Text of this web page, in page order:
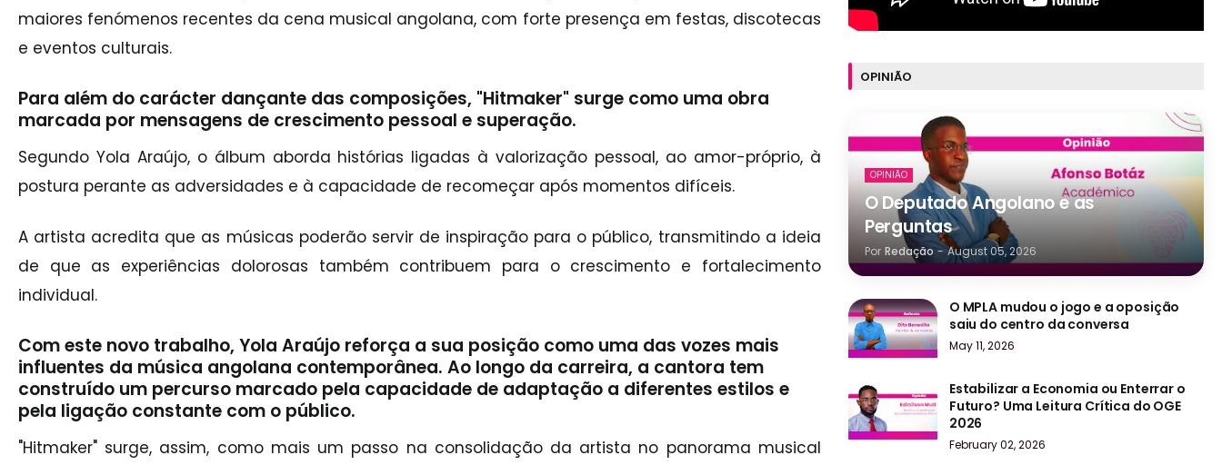
maiores fenómenos recentes da cena musical angolana, com forte presença em festas, discotecas
e eventos culturais.
Para além do carácter dançante das composições, "Hitmaker" surge como uma obra
marcada por mensagens de crescimento pessoal e superação.
Segundo Yola Araújo, o álbum aborda histórias ligadas à valorização pessoal, ao amor-próprio, à
postura perante as adversidades e à capacidade de recomeçar após momentos difíceis.
A artista acredita que as músicas poderão servir de inspiração para o público, transmitindo a ideia
de que as experiências dolorosas também contribuem para o crescimento e fortalecimento
individual.
Com este novo trabalho, Yola Araújo reforça a sua posição como uma das vozes mais
influentes da música angolana contemporânea. Ao longo da carreira, a cantora tem
construído um percurso marcado pela capacidade de adaptação a diferentes estilos e
pela ligação constante com o público.
"Hitmaker" surge, assim, como mais um passo na consolidação da artista no panorama musical
OPINIÃO
OPINIÃO
O Deputado Angolano e as
Perguntas
Por Redação - August 05, 2026
O MPLA mudou o jogo e a oposição
saiu do centro da conversa
May 11, 2026
Estabilizar a Economia ou Enterrar o
Futuro? Uma Leitura Crítica do OGE
2026
February 02, 2026